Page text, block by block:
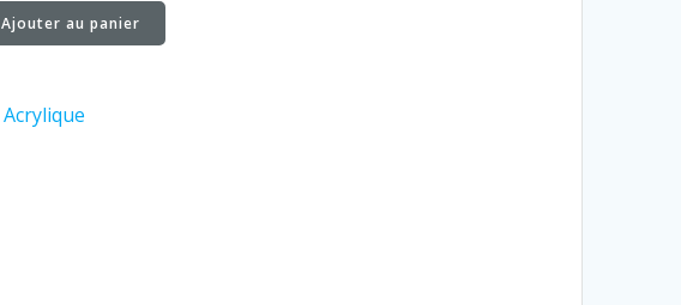
Ajouter au panier
Acrylique